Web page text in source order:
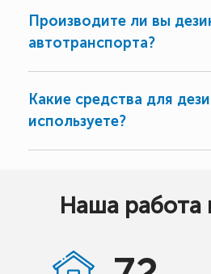
Производите ли вы
автотранспорта?
Какие средства для
используете?
Наша работа